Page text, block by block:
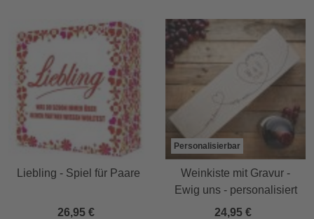
Liebling - Spiel für Paare
26,95 €
Personalisierbar
Weinkiste mit Gravur -
Ewig uns - personalisiert
24,95 €